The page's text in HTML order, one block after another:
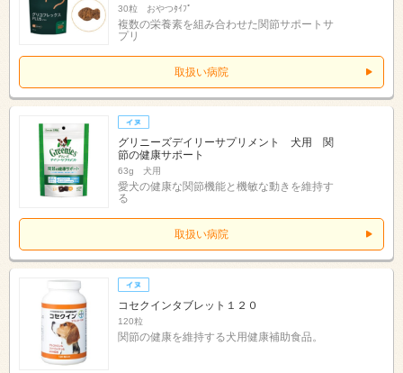
30粒 おやつﾀｲﾌﾟ
複数の栄養素を組み合わせた関節サポートサ
プリ
取扱い病院
グリニーズデイリーサプリメント 犬用 関
節の健康サポート
63g 犬用
愛犬の健康な関節機能と機敏な動きを維持す
る
取扱い病院
コセクインタブレット１２０
120粒
関節の健康を維持する犬用健康補助食品。